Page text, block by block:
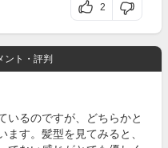
2
ント・評判
いるのですが、どちらかと
す。髪型を見てみると、